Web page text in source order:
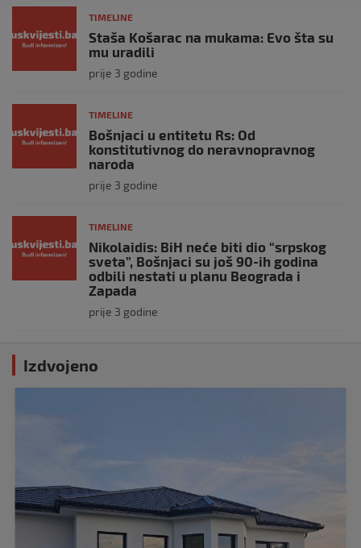
TIMELINE
Staša Košarac na mukama: Evo šta su
mu uradili
prije 3 godine
TIMELINE
Bošnjaci u entitetu Rs: Od
konstitutivnog do neravnopravnog
naroda
prije 3 godine
TIMELINE
Nikolaidis: BiH neće biti dio “srpskog
sveta”, Bošnjaci su još 90-ih godina
odbili nestati u planu Beograda i
Zapada
prije 3 godine
Izdvojeno